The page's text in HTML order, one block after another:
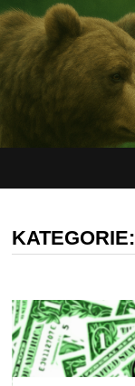
Zum
Inhalt
springen
KATEGORIE: